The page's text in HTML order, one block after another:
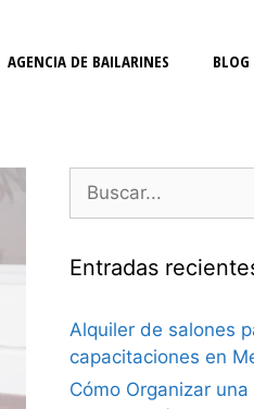
AGENCIA DE BAILARINES BLOG
Entradas
Alquiler de salones
capacitaciones en
Cómo Organizar una